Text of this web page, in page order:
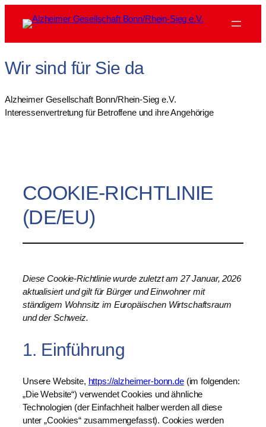
Inhalt
Wir sind für Sie da
Alzheimer Gesellschaft Bonn/Rhein-Sieg e.V.
Interessenvertretung für Betroffene und ihre Angehörige
COOKIE-RICHTLINIE
(DE/EU)
Diese Cookie-Richtlinie wurde zuletzt am 27 Januar, 2026
aktualisiert und gilt für Bürger und Einwohner mit
ständigem Wohnsitz im Europäischen Wirtschaftsraum
und der Schweiz.
1. Einführung
Unsere Website, https://alzheimer-bonn.de(im folgenden:
„Die Website“) verwendet Cookies und ähnliche
Technologien (der Einfachheit halber werden all diese
unter „Cookies“ zusammengefasst). Cookies werden